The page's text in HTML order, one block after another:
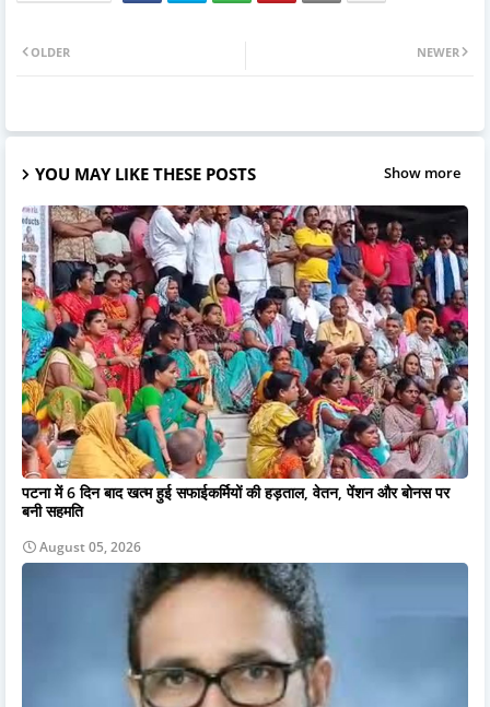
NEWER
OLDER
YOU MAY LIKE THESE POSTS Show more
पटना में 6 दिन बाद खत्म हुई सफाईकर्मियों की हड़ताल, वेतन, पेंशन और बोनस पर
बनी सहमति
August 05, 2026